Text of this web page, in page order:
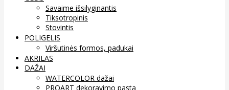
Savaime išsilyginantis
Tiksotropinis
Stovintis
POLIGELIS
Viršutinės formos, padukai
AKRILAS
DAŽAI
WATERCOLOR dažai
PROART dekoravimo pasta